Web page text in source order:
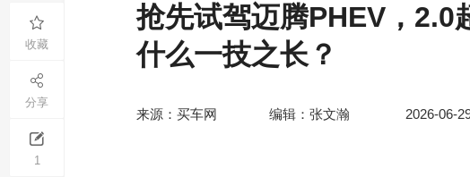
抢先试驾迈腾PHEV，2.0
什么一技之长？
来源：买车网 编辑：张文瀚 2026-06-
收藏
分享
1